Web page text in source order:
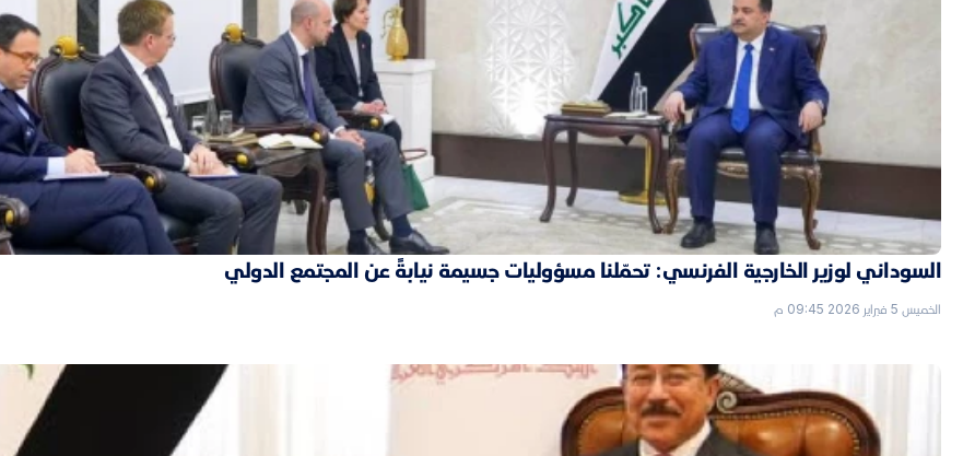
السوداني لوزير الخارجية الفرنسي: تحمّلنا مسؤوليات جسيمة نيابةً عن المجتمع الدولي
الخميس 5 فبراير 2026 09:45 م